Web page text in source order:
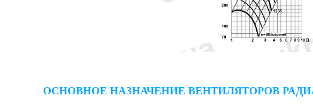
ОСНОВНОЕ НАЗНАЧЕНИЕ ВЕНТИЛЯТОРОВ